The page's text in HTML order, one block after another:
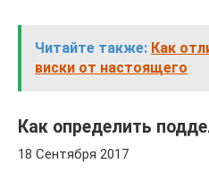
Читайте также: Как
виски от настоящего
Как определить
18 Сентября 2017